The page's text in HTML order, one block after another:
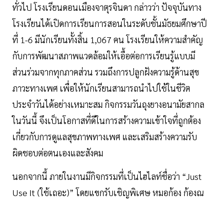
ทั่วไป โรงเรียนดอนเมืองจาตุรจินดา กล่าวว่า ปัจจุบันทาง
โรงเรียนได้เปิดการเรียนการสอนในระดับชั้นมัธยมศึกษาปี
ที่ 1-6 มีนักเรียนทั้งสิ้น 1,067 คน โรงเรียนให้ความสำคัญ
กับการพัฒนาสภาพแวดล้อมให้เอื้อต่อการเรียนรู้แบบมี
ส่วนร่วมจากทุกภาคส่วน รวมถึงการปลูกฝังความรู้ด้านสุข
ภาวะทางเพศ เพื่อให้นักเรียนสามารถนำไปใช้ในชีวิต
ประจำวันได้อย่างเหมาะสม กิจกรรมวันถุงยางอนามัยสากล
ในวันนี้ จึงเป็นโอกาสที่ดีในการสร้างความเข้าใจที่ถูกต้อง
เกี่ยวกับการดูแลสุขภาพทางเพศ และเสริมสร้างความรับ
ผิดชอบต่อตนเองและสังคม
นอกจากนี้ ภายในงานมีกิจกรรมที่เป็นไฮไลท์ชื่อว่า “Just
Use It (ใช้เถอะ)” โดยแขกรับเชิญพิเศษ หมอก้อง ก้องณ